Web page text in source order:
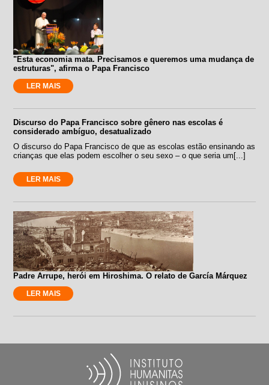
"Esta economia mata. Precisamos e queremos uma mudança de
estruturas", afirma o Papa Francisco
LER MAIS
Discurso do Papa Francisco sobre gênero nas escolas é
considerado ambíguo, desatualizado
O discurso do Papa Francisco de que as escolas estão ensinando as
crianças que elas podem escolher o seu sexo – o que seria um[...]
LER MAIS
Padre Arrupe, herói em Hiroshima. O relato de García Márquez
LER MAIS